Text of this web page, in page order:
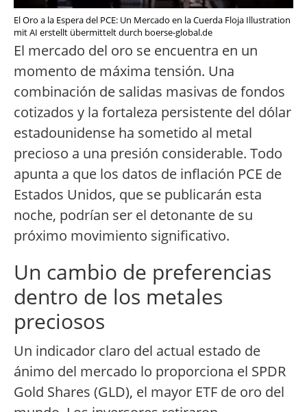
El Oro a la Espera del PCE: Un Mercado en la Cuerda Floja Illustration
mit AI erstellt übermittelt durch boerse-global.de
El mercado del oro se encuentra en un
momento de máxima tensión. Una
combinación de salidas masivas de fondos
cotizados y la fortaleza persistente del dólar
estadounidense ha sometido al metal
precioso a una presión considerable. Todo
apunta a que los datos de inflación PCE de
Estados Unidos, que se publicarán esta
noche, podrían ser el detonante de su
próximo movimiento significativo.
Un cambio de preferencias
dentro de los metales
preciosos
Un indicador claro del actual estado de
ánimo del mercado lo proporciona el SPDR
Gold Shares (GLD), el mayor ETF de oro del